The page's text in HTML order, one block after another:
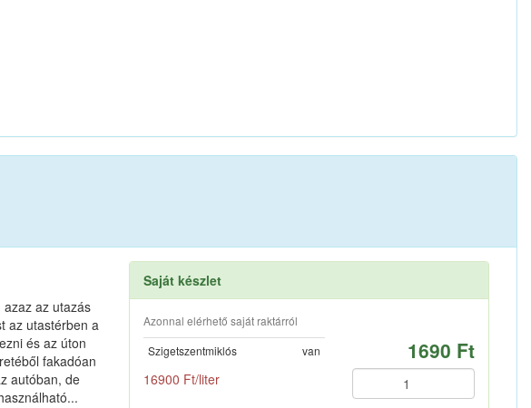
az utazás
az utastérben a
és az úton
fakadóan
autóban, de
Saját készlet
Azonnal elérhető saját raktárról
Szigetszentmiklós
van
16900 Ft/liter
1690 Ft